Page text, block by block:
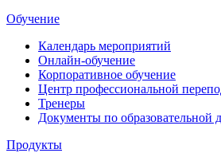
Обучение
Календарь мероприятий
Онлайн-обучение
Корпоративное обучение
Центр профессиональной
Тренеры
Документы по образовательной
Продукты